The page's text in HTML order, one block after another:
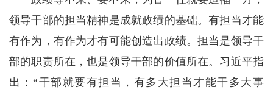
领导干部的担当精神是成就政绩的基础。有担当才能
有作为，有作为才有可能创造出政绩。担当是领导干
部的职责所在，也是领导干部的价值所在。习近平指
出：“干部就要有担当，有多大担当才能干多大事